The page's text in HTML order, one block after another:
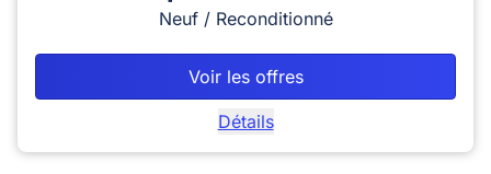
Neuf / Reconditionné
Voir les offres
Détails